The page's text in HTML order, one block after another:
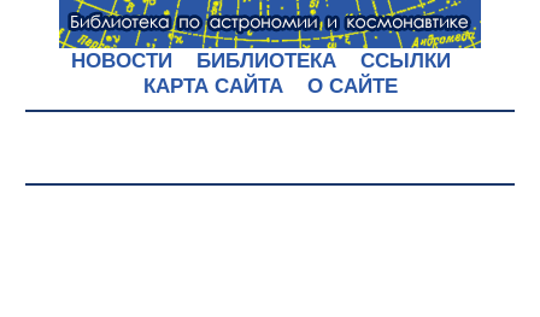
НОВОСТИ БИБЛИОТЕКА
ССЫЛКИ
КАРТА САЙТА
О САЙТЕ